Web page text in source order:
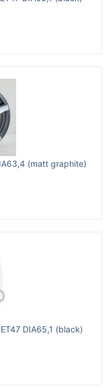
(matt graphite)
DIA65,1 (black)